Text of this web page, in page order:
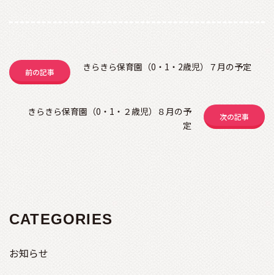
きらきら保育園（0・1・2歳児）７月の予定
きらきら保育園（0・1・２歳児）８月の予
定
CATEGORIES
お知らせ